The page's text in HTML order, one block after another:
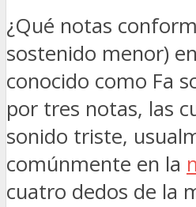
¿Qué notas
sostenido menor)
conocido como Fa
por tres notas, las
sonido triste,
comúnmente en la
cuatro dedos de la